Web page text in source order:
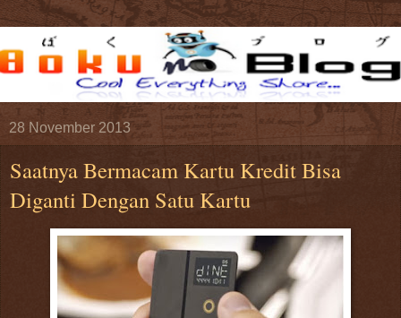
28 November 2013
Saatnya Bermacam Kartu Kredit Bisa
Diganti Dengan Satu Kartu